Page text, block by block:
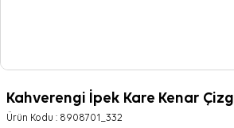
Kahverengi İpek Kare Kenar
Ürün Kodu : 8908701_332